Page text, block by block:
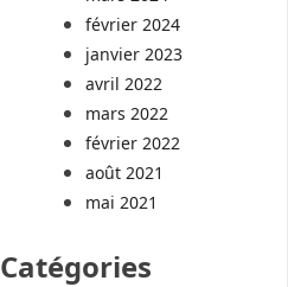
février 2024
janvier 2023
avril 2022
mars 2022
février 2022
août 2021
mai 2021
Catégories